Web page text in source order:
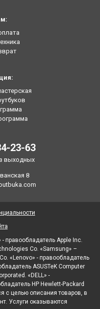
23-63
выходных
8
правообладатель Apple Inc.
Co. «Samsung» –
«Lenovo» - правообладатель
ASUSTeK Computer
«DELL» -
HP Hewlett-Packard
с целью описания товаров, в
Услуги оказываются